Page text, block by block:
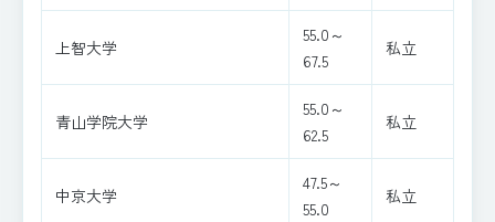
上智大学
55.0～
67.5
私立
青山学院大学
55.0～
62.5
私立
中京大学
47.5～
55.0
私立